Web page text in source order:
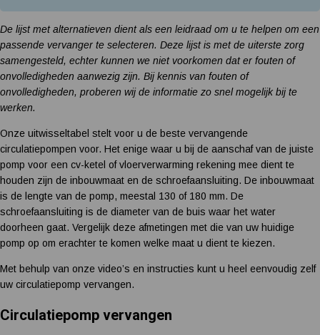
De lijst met alternatieven dient als een leidraad om u te helpen om een
passende vervanger te selecteren. Deze lijst is met de uiterste zorg
samengesteld, echter kunnen we niet voorkomen dat er fouten of
onvolledigheden aanwezig zijn. Bij kennis van fouten of
onvolledigheden, proberen wij de informatie zo snel mogelijk bij te
werken.
Onze uitwisseltabel stelt voor u de beste vervangende
circulatiepompen voor. Het enige waar u bij de aanschaf van de juiste
pomp voor een cv-ketel of vloerverwarming rekening mee dient te
houden zijn de inbouwmaat en de schroefaansluiting. De inbouwmaat
is de lengte van de pomp, meestal 130 of 180 mm. De
schroefaansluiting is de diameter van de buis waar het water
doorheen gaat. Vergelijk deze afmetingen met die van uw huidige
pomp op om erachter te komen welke maat u dient te kiezen.
Met behulp van onze video’s en instructies kunt u heel eenvoudig zelf
uw circulatiepomp vervangen.
Circulatiepomp vervangen